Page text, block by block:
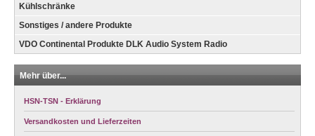
Kühlschränke
Sonstiges / andere Produkte
VDO Continental Produkte DLK Audio System Radio
Mehr über...
HSN-TSN - Erklärung
Versandkosten und Lieferzeiten